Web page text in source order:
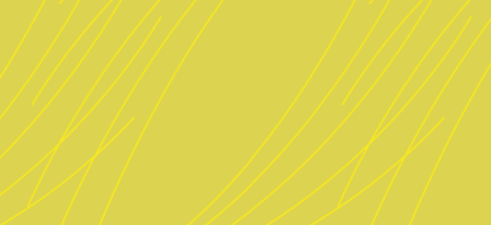
Speisen
Biere & Getränke
Reservieren
Impressum
Datenschutz